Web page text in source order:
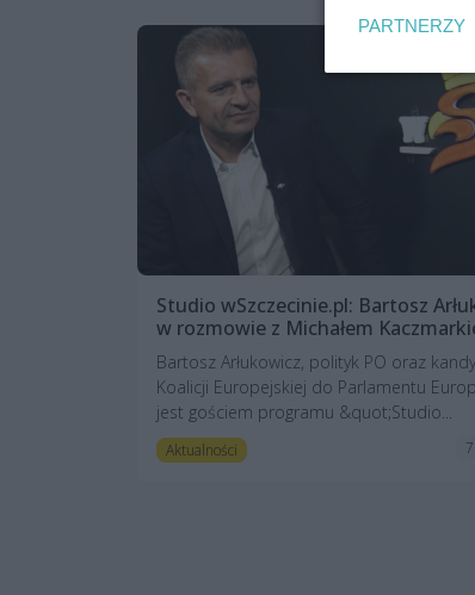
Studio wSzczecinie.pl: Bartosz
w rozmowie z Michałem
Bartosz Arłukowicz, polityk PO oraz
Koalicji Europejskiej do Parlamentu
jest gościem programu &quot;Studio...
Aktualności
PARTNERZY